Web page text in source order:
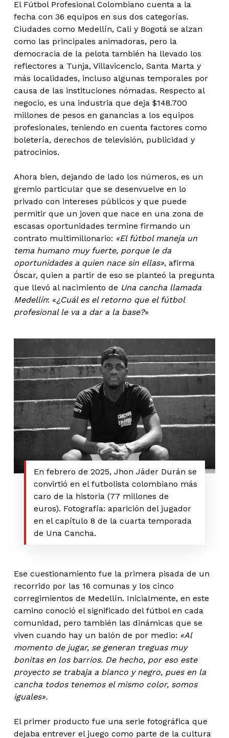
El Fútbol Profesional Colombiano cuenta a la
fecha con 36 equipos en sus dos categorías.
Ciudades como Medellín, Cali y Bogotá se alzan
como las principales animadoras, pero la
democracia de la pelota también ha llevado los
reflectores a Tunja, Villavicencio, Santa Marta y
más localidades, incluso algunas temporales por
causa de las instituciones nómadas. Respecto al
negocio, es una industria que deja $148.700
millones de pesos en ganancias a los equipos
profesionales, teniendo en cuenta factores como
boletería, derechos de televisión, publicidad y
patrocinios.
Ahora bien, dejando de lado los números, es un
gremio particular que se desenvuelve en lo
privado con intereses públicos y que puede
permitir que un joven que nace en una zona de
escasas oportunidades termine firmando un
contrato multimillonario: «El fútbol maneja un
tema humano muy fuerte, porque le da
oportunidades a quien nace sin ellas», afirma
Óscar, quien a partir de eso se planteó la pregunta
que llevó al nacimiento de Una cancha llamada
Medellín: «¿Cuál es el retorno que el fútbol
profesional le va a dar a la base?»
En febrero de 2025, Jhon Jáder Durán se
convirtió en el futbolista colombiano más
caro de la historia (77 millones de
euros). Fotografía: aparición del jugador
en el capítulo 8 de la cuarta temporada
de Una Cancha.
Ese cuestionamiento fue la primera pisada de un
recorrido por las 16 comunas y los cinco
corregimientos de Medellín. Inicialmente, en este
camino conoció el significado del fútbol en cada
comunidad, pero también las dinámicas que se
viven cuando hay un balón de por medio: «Al
momento de jugar, se generan treguas muy
bonitas en los barrios. De hecho, por eso este
proyecto se trabaja a blanco y negro, pues en la
cancha todos tenemos el mismo color, somos
iguales».
El primer producto fue una serie fotográfica que
dejaba entrever el juego como parte de la cultura